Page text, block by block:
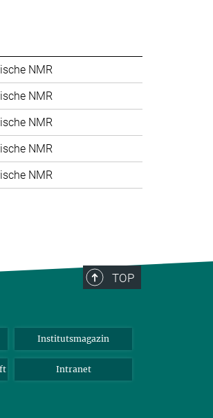
NMR
NMR
NMR
NMR
NMR
TOP
Institutsmagazin
Intranet